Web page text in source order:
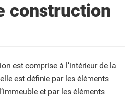
construction
est comprise à l’intérieur de la
est définie par les éléments
et par les éléments